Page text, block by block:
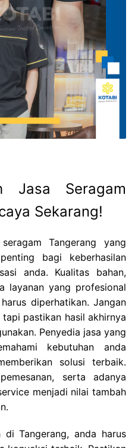
Jasa Seragam
Sekarang!
Tangerang yang
bagi keberhasilan
anda. Kualitas bahan,
layanan yang profesional
diperhatikan. Jangan
pastikan hasil akhirnya
Penyedia jasa yang
kebutuhan anda
solusi terbaik.
serta adanya
menjadi nilai tambah
di Tangerang, anda harus